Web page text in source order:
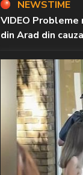
NEWSTIME
VIDEO
din Arad din